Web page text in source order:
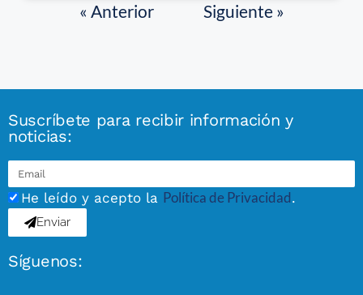
« Anterior Siguiente »
Suscríbete para recibir información y
noticias:
He leído y acepto la Política de Privacidad.
Enviar
Síguenos: